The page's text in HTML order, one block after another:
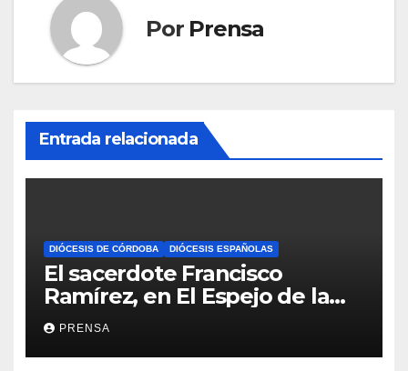
Por Prensa
Entrada relacionada
DIÓCESIS DE CÓRDOBA DIÓCESIS ESPAÑOLAS
El sacerdote Francisco
Ramírez, en El Espejo de la
Iglesia
PRENSA